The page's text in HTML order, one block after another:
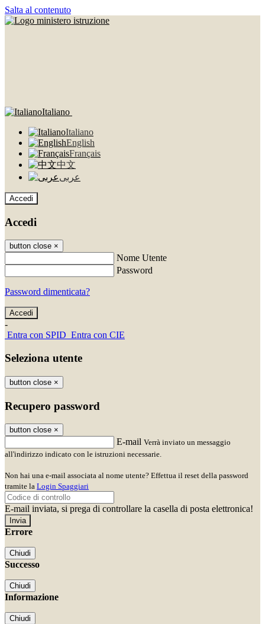
Salta al contenuto
Italiano
Italiano
English
Français
中文
عربى
Accedi
Accedi
button close ×
Nome Utente
Password
Password dimenticata?
-
Entra con SPID Entra con CIE
Seleziona utente
button close ×
Recupero password
button close ×
E-mail Verrà inviato un messaggio
all'indirizzo indicato con le istruzioni necessarie.
Non hai una e-mail associata al nome utente? Effettua il reset della password
tramite la Login Spaggiari
E-mail inviata, si prega di controllare la casella di posta elettronica!
Errore
Chiudi
Successo
Chiudi
Informazione
Chiudi